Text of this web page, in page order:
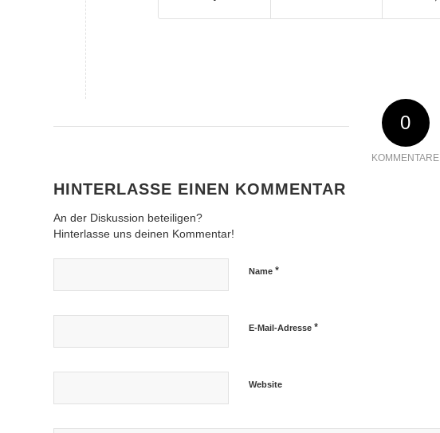
0
KOMMENTARE
HINTERLASSE EINEN KOMMENTAR
An der Diskussion beteiligen?
Hinterlasse uns deinen Kommentar!
Name *
E-Mail-Adresse *
Website